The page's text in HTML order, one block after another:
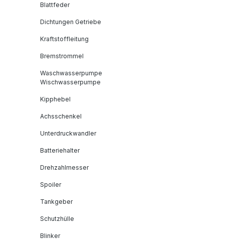
Blattfeder
Dichtungen Getriebe
Kraftstoffleitung
Bremstrommel
Waschwasserpumpe
Wischwasserpumpe
Kipphebel
Achsschenkel
Unterdruckwandler
Batteriehalter
Drehzahlmesser
Spoiler
Tankgeber
Schutzhülle
Blinker